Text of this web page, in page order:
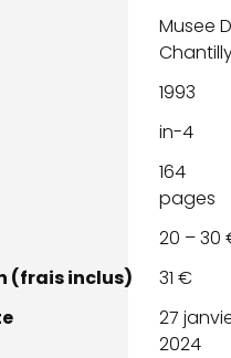
Musee
1993
in-4
164
pages
20 – 30
(frais inclus)
31 €
27
2024